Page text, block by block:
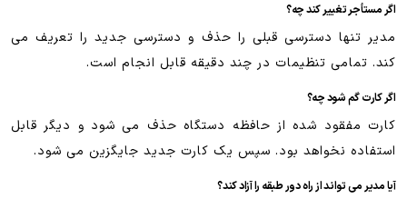
اگر مستأجر تغییر کند چه؟
مدیر تنها دسترسی قبلی را حذف و دسترسی جدید را تعریف می
کند. تمامی تنظیمات در چند دقیقه قابل انجام است.
اگر کارت گم شود چه؟
کارت مفقود شده از حافظه دستگاه حذف می شود و دیگر قابل
استفاده نخواهد بود. سپس یک کارت جدید جایگزین می شود.
آیا مدیر می تواند از راه دور طبقه را آزاد کند؟